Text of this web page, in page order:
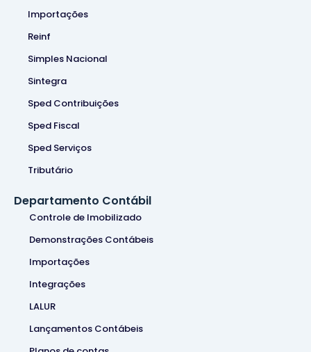
Importações
Reinf
Simples Nacional
Sintegra
Sped Contribuições
Sped Fiscal
Sped Serviços
Tributário
Departamento Contábil
Controle de Imobilizado
Demonstrações Contábeis
Importações
Integrações
LALUR
Lançamentos Contábeis